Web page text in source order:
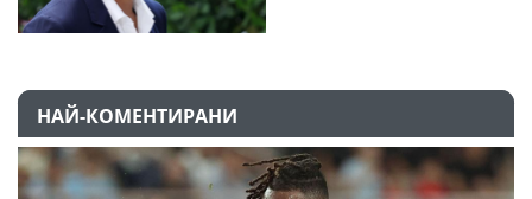
НАЙ-КОМЕНТИРАНИ